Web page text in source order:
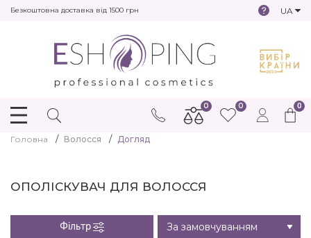
Безкоштовна доставка від 1500 грн UA
0
0 0
Головна Волосся Догляд
ОПОЛІСКУВАЧ ДЛЯ ВОЛОССЯ
Фільтр